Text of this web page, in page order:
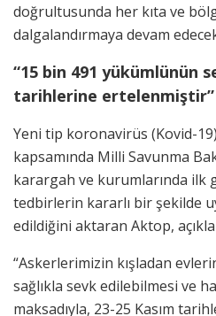
doğrultusunda her kıta ve
dalgalandırmaya devam
“15 bin 491 yükümlünün
tarihlerine ertelenmiştir”
Yeni tip koronavirüs (Kovid-
kapsamında Milli Savunma
karargah ve kurumlarında ilk
tedbirlerin kararlı bir şekilde
edildiğini aktaran Aktop,
“Askerlerimizin kışladan
sağlıkla sevk edilebilmesi ve
maksadıyla, 23-25 Kasım